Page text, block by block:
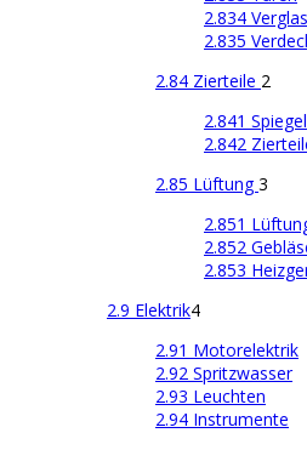
2.834
2.835
2.84 Zierteile 2
2.841 Spiegel
2.842
2.85 Lüftung3
2.851
2.852
2.853
2.9 Elektrik4
2.91 Motorelektrik
2.92 Spritzwasser
2.93 Leuchten
2.94 Instrumente